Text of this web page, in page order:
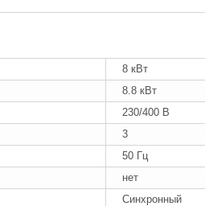
8 кВт
8.8 кВт
230/400 В
3
50 Гц
нет
Синхронный